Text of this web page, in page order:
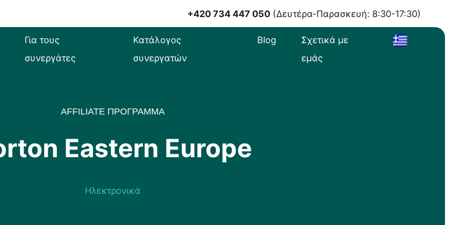
+420 734 447 050 (Δευτέρα-Παρασκευή: 8:30-17:30)
Για τους
συνεργάτες
Κατάλογος
συνεργατών
Blog
Σχετικά με
εμάς
AFFILIATE ΠΡΟΓΡΑΜΜΑ
Eastern Europe
Ηλεκτρονικά